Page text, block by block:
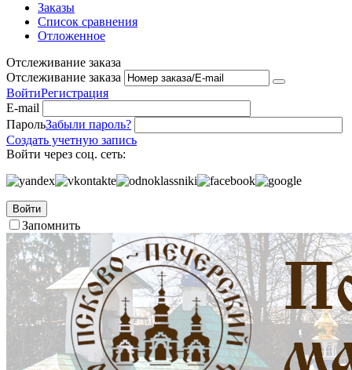
Заказы
Список сравнения
Отложенное
Отслеживание заказа
Отслеживание заказа
ВойтиРегистрация
E-mail
ПарольЗабыли пароль?
Создать учетную запись
Войти через соц. сеть:
Войти
Запомнить